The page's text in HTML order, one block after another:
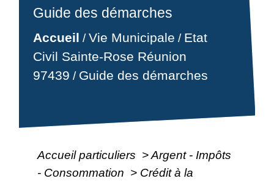
Guide des démarches
Accueil /Vie Municipale / Etat
Civil Sainte-Rose Réunion
97439 / Guide des démarches
Accueil particuliers >Argent - Impôts
- Consommation > Crédit à la